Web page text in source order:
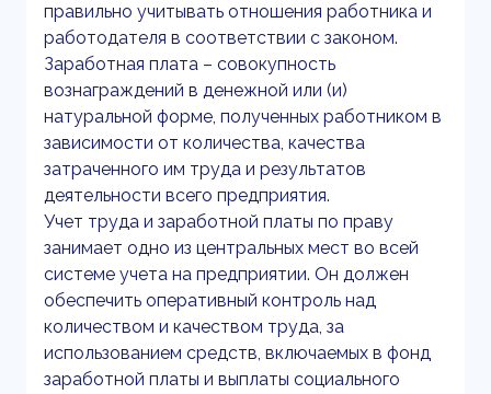
правильно учитывать отношения работника и
работодателя в соответствии с законом.
Заработная плата – совокупность
вознаграждений в денежной или (и)
натуральной форме, полученных работником в
зависимости от количества, качества
затраченного им труда и результатов
деятельности всего предприятия.
Учет труда и заработной платы по праву
занимает одно из центральных мест во всей
системе учета на предприятии. Он должен
обеспечить оперативный контроль над
количеством и качеством труда, за
использованием средств, включаемых в фонд
заработной платы и выплаты социального